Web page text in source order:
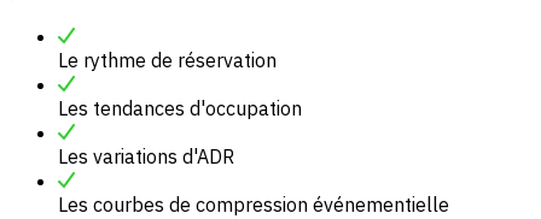
Le rythme de réservation
Les tendances d'occupation
Les variations d'ADR
Les courbes de compression événementielle